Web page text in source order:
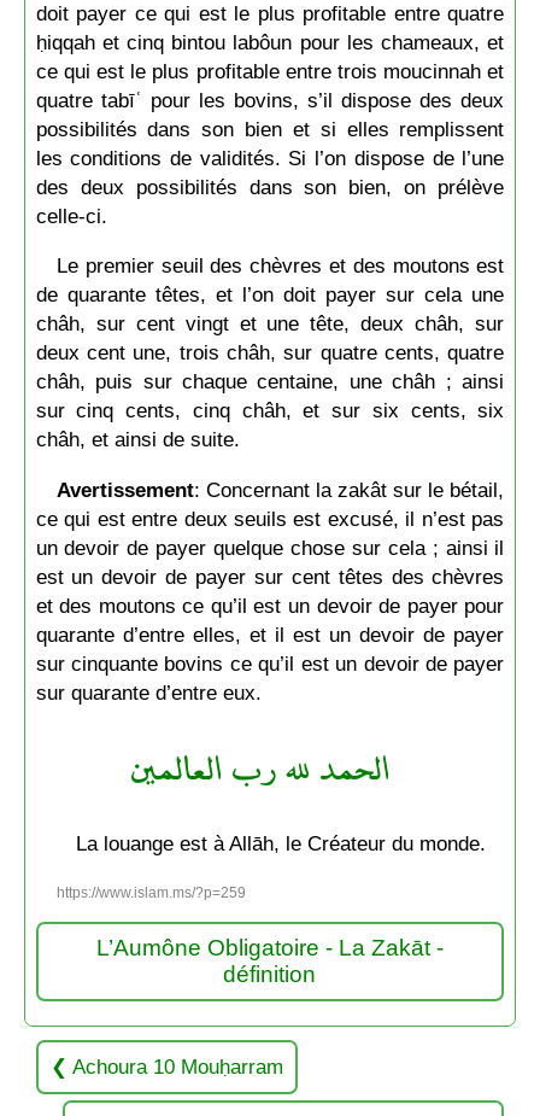
doit payer ce qui est le plus profitable entre quatre
ḥiqqah et cinq bintou labôun pour les chameaux, et
ce qui est le plus profitable entre trois moucinnah et
quatre tabīʿ pour les bovins, s’il dispose des deux
possibilités dans son bien et si elles remplissent
les conditions de validités. Si l’on dispose de l’une
des deux possibilités dans son bien, on prélève
celle-ci.
Le premier seuil des chèvres et des moutons est
de quarante têtes, et l’on doit payer sur cela une
châh, sur cent vingt et une tête, deux châh, sur
deux cent une, trois châh, sur quatre cents, quatre
châh, puis sur chaque centaine, une châh ; ainsi
sur cinq cents, cinq châh, et sur six cents, six
châh, et ainsi de suite.
Avertissement: Concernant la zakât sur le bétail,
ce qui est entre deux seuils est excusé, il n’est pas
un devoir de payer quelque chose sur cela ; ainsi il
est un devoir de payer sur cent têtes des chèvres
et des moutons ce qu’il est un devoir de payer pour
quarante d’entre elles, et il est un devoir de payer
sur cinquante bovins ce qu’il est un devoir de payer
sur quarante d’entre eux.
الحمد لله رب العالمين
La louange est à Allāh, le Créateur du monde.
https://www.islam.ms/?p=259
L’Aumône Obligatoire - La Zakāt -
définition
Achoura 10 Mouḥarram